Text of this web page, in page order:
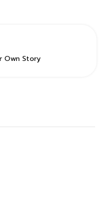
Own Story